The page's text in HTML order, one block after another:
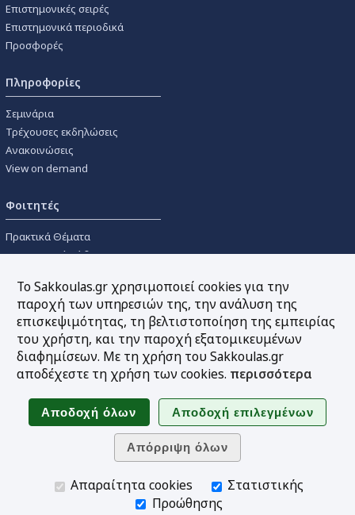
Επιστημονικές σειρές
Επιστημονικά περιοδικά
Προσφορές
Πληροφορίες
Σεμινάρια
Τρέχουσες εκδηλώσεις
Ανακοινώσεις
View on demand
Φοιτητές
Πρακτικά Θέματα
Οικονομικοί Κώδικες
Συγγραμμάτων
Εργαλεία
Online υπολογισμός τόκων
Υπηρεσία Ηλεκτρονικής
Sitemap
Ακολουθήστε μας
Το Sakkoulas.gr χρησιμοποιεί cookies για την
παροχή των υπηρεσιών της, την ανάλυση της
επισκεψιμότητας, τη βελτιστοποίηση της εμπειρίας
του χρήστη, και την παροχή εξατομικευμένων
διαφημίσεων. Με τη χρήση του Sakkoulas.gr
αποδέχεστε τη χρήση των cookies. περισσότερα
Απαραίτητα cookies
Στατιστικής
Προώθησης